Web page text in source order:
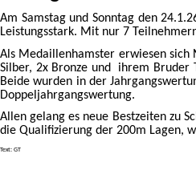
Am Samstag und Sonntag den
Leistungsstark. Mit nur 7
Als Medaillenhamster erwiesen sich
Silber, 2x Bronze und ihrem Bruder
Beide wurden in der
Doppeljahrgangswertung.
Allen gelang es neue Bestzeiten zu
die Qualifizierung der 200m Lagen,
Text: GT